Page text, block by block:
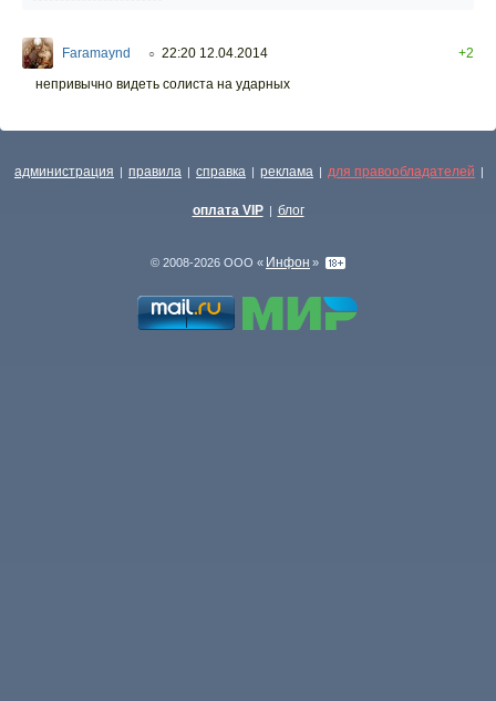
Faramaynd ○ 22:20 12.04.2014
+2
непривычно видеть солиста на ударных
администрация | правила | справка | реклама | для правообладателей |
оплата VIP | блог
© 2008-2026 ООО « Инфон »